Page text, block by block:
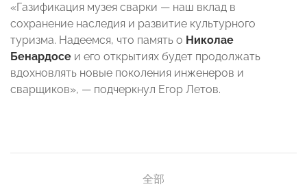
«Газификация музея сварки — наш вклад в
сохранение наследия и развитие культурного
туризма. Надеемся, что память о Николае
Бенардосе и его открытиях будет продолжать
вдохновлять новые поколения инженеров и
сварщиков», — подчеркнул Егор Летов.
全部